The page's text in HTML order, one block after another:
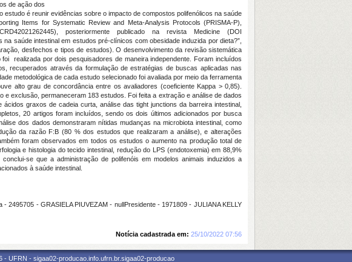
de ação dos
é reunir evidências sobre o impacto de compostos polifenólicos na saúde
Items for Systematic Review and Meta-Analysis Protocols (PRISMA-P),
posteriormente publicado na revista Medicine (DOI
saúde intestinal em estudos pré-clínicos com obesidade induzida por dieta?”,
desfechos e tipos de estudos). O desenvolvimento da revisão sistemática
realizada por dois pesquisadores de maneira independente. Foram incluídos
recuperados através da formulação de estratégias de buscas aplicadas nas
metodológica de cada estudo selecionado foi avaliada por meio da ferramenta
alto grau de concordância entre os avaliadores (coeficiente Kappa > 0,85).
exclusão, permaneceram 183 estudos. Foi feita a extração e análise de dados
graxos de cadeia curta, análise das tight junctions da barreira intestinal,
20 artigos foram incluídos, sendo os dois últimos adicionados por busca
dos dados demonstraram nítidas mudanças na microbiota intestinal, como
da razão F:B (80 % dos estudos que realizaram a análise), e alterações
foram observados em todos os estudos o aumento na produção total de
e histologia do tecido intestinal, redução do LPS (endotoxemia) em 88,9%
se que a administração de polifenóis em modelos animais induzidos a
à saúde intestinal.
2495705 - GRASIELA PIUVEZAM - nullPresidente - 1971809 - JULIANA KELLY
Notícia cadastrada em: 25/10/2022 07:56
UFRN - sigaa02-producao.info.ufrn.br.sigaa02-producao